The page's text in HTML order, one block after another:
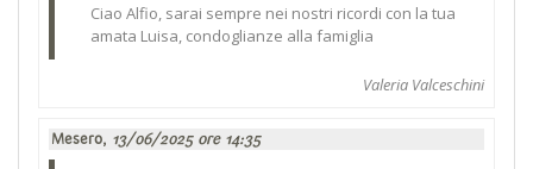
Ciao Alfio, sarai sempre nei nostri ricordi con la tua
amata Luisa, condoglianze alla famiglia
Valeria Valceschini
Mesero, 13/06/2025 ore 14:35